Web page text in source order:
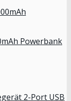
Powerbank